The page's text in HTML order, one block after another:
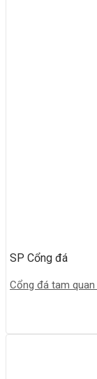
SP Cổng đá
Cổng đá tam quan